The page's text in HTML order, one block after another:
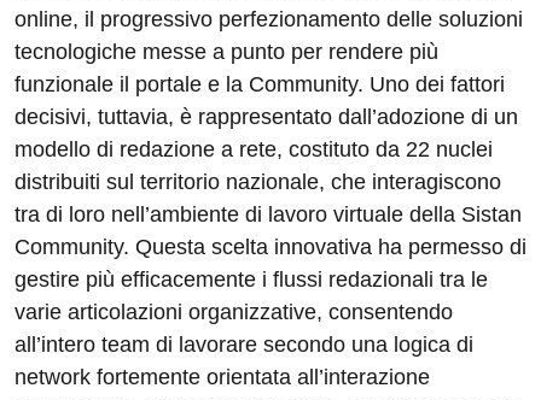
online, il progressivo perfezionamento delle soluzioni
tecnologiche messe a punto per rendere più
funzionale il portale e la Community. Uno dei fattori
decisivi, tuttavia, è rappresentato dall’adozione di un
modello di redazione a rete, costituto da 22 nuclei
distribuiti sul territorio nazionale, che interagiscono
tra di loro nell’ambiente di lavoro virtuale della Sistan
Community. Questa scelta innovativa ha permesso di
gestire più efficacemente i flussi redazionali tra le
varie articolazioni organizzative, consentendo
all’intero team di lavorare secondo una logica di
network fortemente orientata all’interazione